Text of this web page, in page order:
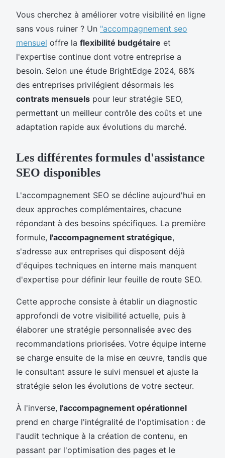
Vous cherchez à améliorer votre visibilité en ligne
sans vous ruiner ? Un "accompagnement seo
mensuel offre la flexibilité budgétaire et
l'expertise continue dont votre entreprise a
besoin. Selon une étude BrightEdge 2024, 68%
des entreprises privilégient désormais les
contrats mensuels pour leur stratégie SEO,
permettant un meilleur contrôle des coûts et une
adaptation rapide aux évolutions du marché.
Les différentes formules d'assistance
SEO disponibles
L'accompagnement SEO se décline aujourd'hui en
deux approches complémentaires, chacune
répondant à des besoins spécifiques. La première
formule, l'accompagnement stratégique,
s'adresse aux entreprises qui disposent déjà
d'équipes techniques en interne mais manquent
d'expertise pour définir leur feuille de route SEO.
Cette approche consiste à établir un diagnostic
approfondi de votre visibilité actuelle, puis à
élaborer une stratégie personnalisée avec des
recommandations priorisées. Votre équipe interne
se charge ensuite de la mise en œuvre, tandis que
le consultant assure le suivi mensuel et ajuste la
stratégie selon les évolutions de votre secteur.
À l'inverse, l'accompagnement opérationnel
prend en charge l'intégralité de l'optimisation : de
l'audit technique à la création de contenu, en
passant par l'optimisation des pages et le